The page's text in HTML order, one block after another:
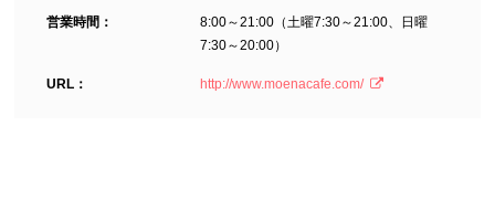
営業時間：
8:00～21:00（土曜7:30～21:00、日曜
7:30～20:00）
URL： http://www.moenacafe.com/